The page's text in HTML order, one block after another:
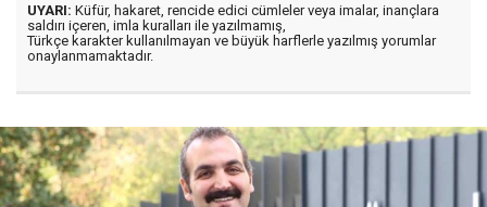
UYARI: Küfür, hakaret, rencide edici cümleler veya imalar, inançlara
saldırı içeren, imla kuralları ile yazılmamış,
Türkçe karakter kullanılmayan ve büyük harflerle yazılmış yorumlar
onaylanmamaktadır.